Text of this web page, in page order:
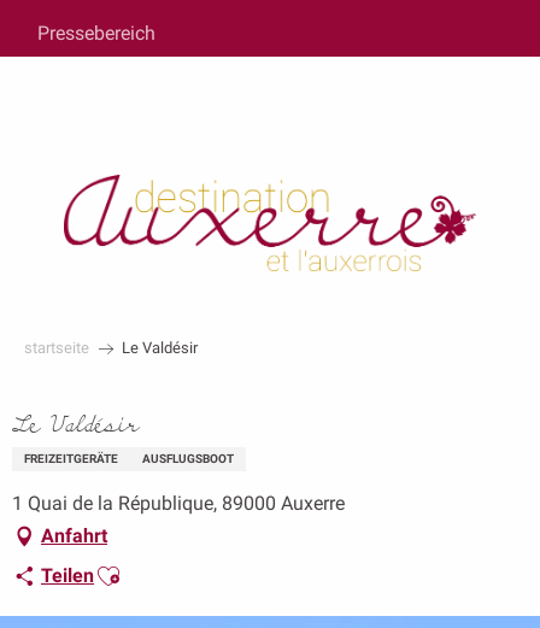
contenu
principal
Pressebereich
startseite Le Valdésir
Le Valdésir
FREIZEITGERÄTE AUSFLUGSBOOT
1 Quai de la République, 89000 Auxerre
Anfahrt
TeilenAjouter aux favoris